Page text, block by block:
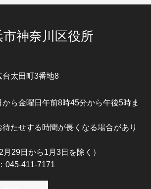
市神奈川区役所
太田町3番地8
ら金曜日午前8時45分から午後5時ま
たせする時間が長くなる場合があり
月29日から1月3日を除く）
045-411-7171